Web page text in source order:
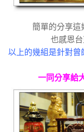
簡單的分享
也感恩
以上的幾組是針對
一同分享給